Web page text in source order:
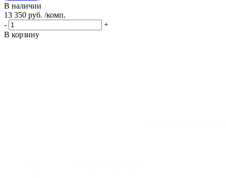
В наличии
13 350 руб. /комп.
-
+
В корзину